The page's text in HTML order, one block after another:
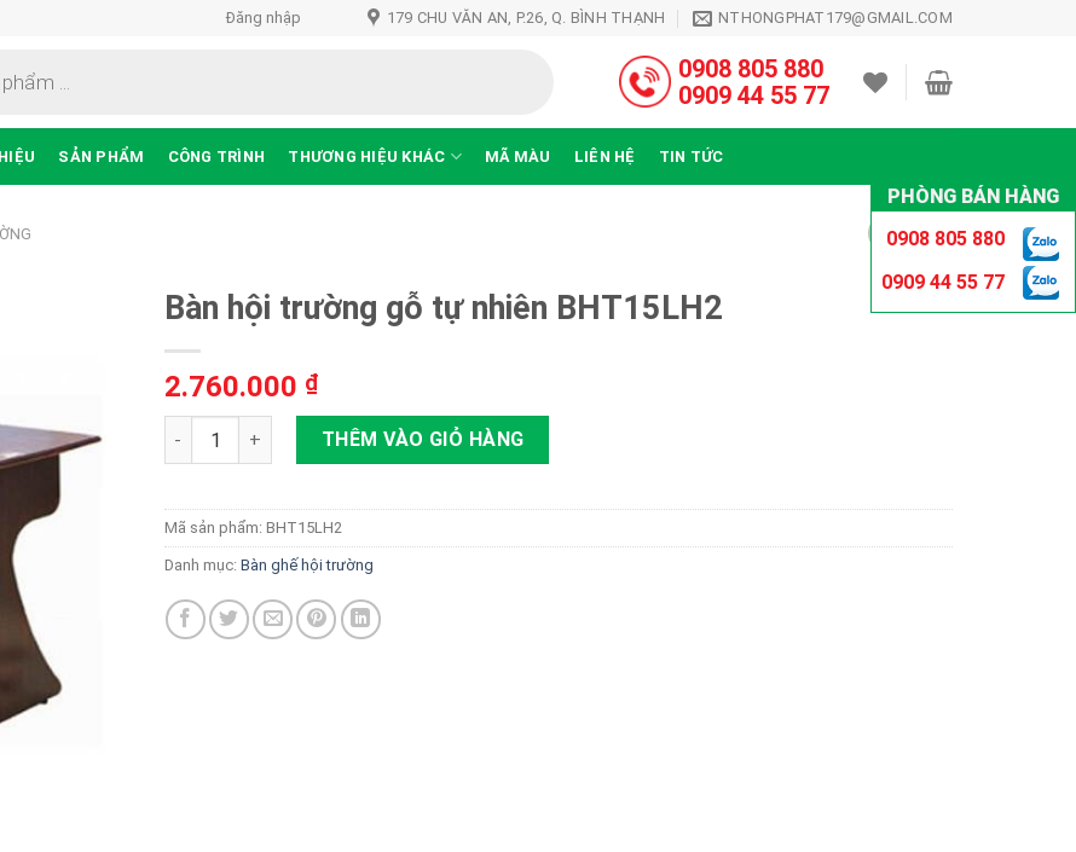
Đăng nhập 179 CHU VĂN AN, P.26, Q. BÌNH THẠNH NTHONGPHAT179@GMAIL.COM
0908 805 880
0909 44 55 77
SẢN PHẨM CÔNG TRÌNH THƯƠNG HIỆU KHÁC MÃ MÀU LIÊN HỆ TIN TỨC
sản
Bàn hội trường gỗ tự nhiên BHT15LH2
2.760.000 ₫
Bàn hội trường gỗ tự nhiên BHT15LH2 số lượng
THÊM VÀO GIỎ HÀNG
Mã sản phẩm: BHT15LH2
Danh mục: Bàn ghế hội trường
PHÒNG BÁN HÀNG
0908 805 880
0909 44 55 77